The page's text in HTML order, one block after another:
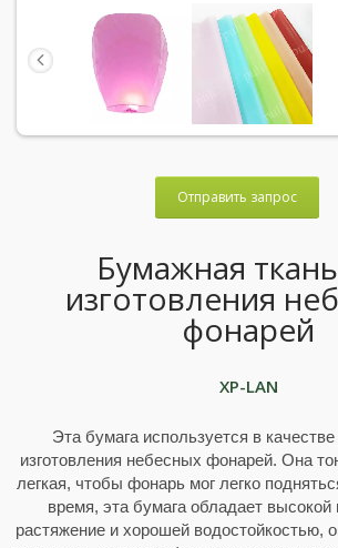
Отправить запрос
Бумажная
изготовления
фонарей
XP-LAN
Эта бумага используется в
изготовления небесных фонарей. Она
легкая, чтобы фонарь мог легко
время, эта бумага обладает высокой
растяжение и хорошей водостойкостью,